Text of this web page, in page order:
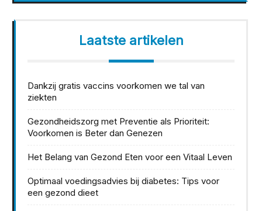
Laatste artikelen
Dankzij gratis vaccins voorkomen we tal van
ziekten
Gezondheidszorg met Preventie als Prioriteit:
Voorkomen is Beter dan Genezen
Het Belang van Gezond Eten voor een Vitaal Leven
Optimaal voedingsadvies bij diabetes: Tips voor
een gezond dieet